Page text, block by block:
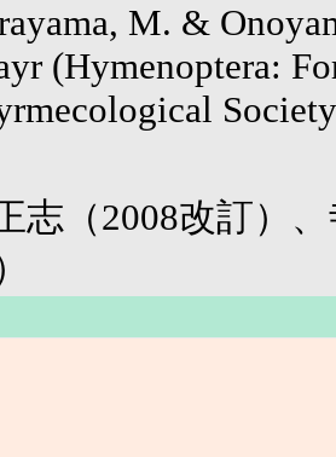
M. &
(Hymenoptera:
志（2008改訂）